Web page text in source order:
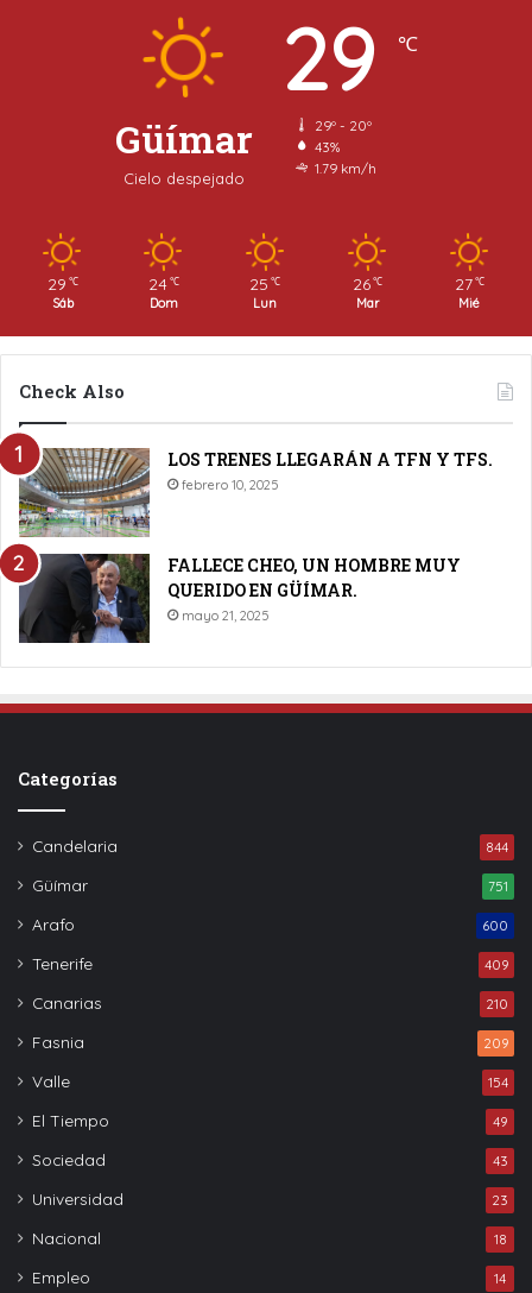
Güímar
Cielo despejado
29 ℃
29º - 20º
43%
1.79 km/h
29 ℃
Sáb
24 ℃
Dom
25 ℃
Lun
26 ℃
Mar
27 ℃
Mié
Check Also
LOS TRENES LLEGARÁN A TFN Y TFS.
febrero 10, 2025
FALLECE CHEO, UN HOMBRE MUY
QUERIDO EN GÜÍMAR.
mayo 21, 2025
Categorías
Candelaria 844
Güímar 751
Arafo 600
Tenerife 409
Canarias 210
Fasnia 209
Valle 154
El Tiempo 49
Sociedad 43
Universidad 23
Nacional 18
Empleo 14